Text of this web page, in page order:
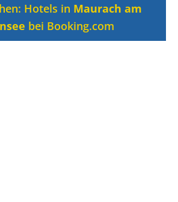
Hotels in Maurach am
bei Booking.com